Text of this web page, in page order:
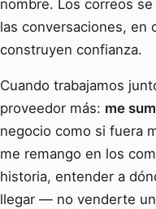
nombre. Los correos
las conversaciones, en
construyen confianza.
Cuando trabajamos
proveedor más: me
negocio como si fuera
me remango en los
historia, entender a
llegar — no venderte